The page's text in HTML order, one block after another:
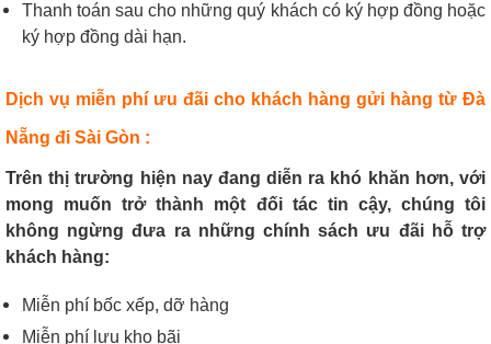
Thanh toán sau cho những quý khách có ký hợp đồng hoặc
ký hợp đồng dài hạn.
Dịch vụ miễn phí ưu đãi cho khách hàng gửi hàng từ Đà
Nẵng đi Sài Gòn :
Trên thị trường hiện nay đang diễn ra khó khăn hơn, với
mong muốn trở thành một đối tác tin cậy, chúng tôi
không ngừng đưa ra những chính sách ưu đãi hỗ trợ
khách hàng:
Miễn phí bốc xếp, dỡ hàng
Miễn phí lưu kho bãi